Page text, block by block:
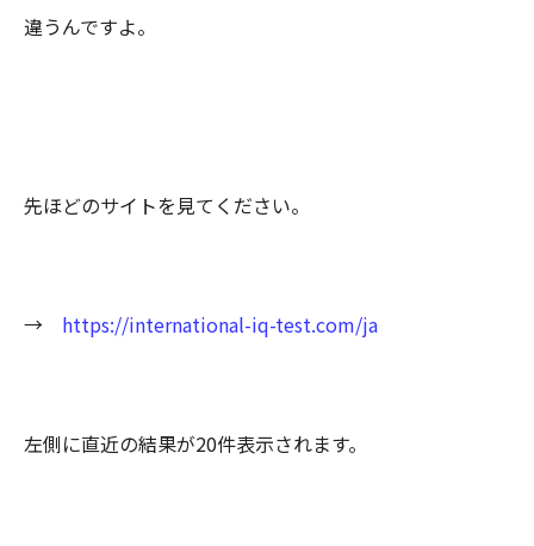
違うんですよ。
先ほどのサイトを見てください。
→ https://international-iq-test.com/ja
左側に直近の結果が20件表示されます。